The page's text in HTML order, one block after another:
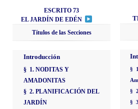
ESCRITO 73
EL JARDÍN DE EDÉN
Títulos de las Secciones
Introducción
§ 1. NODITAS Y
AMADONITAS
§ 2. PLANIFICACIÓN DEL
JARDÍN
§
§
§